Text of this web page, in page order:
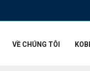
VỀ CHÚNG TÔI